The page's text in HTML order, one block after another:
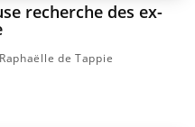
recherche des ex-
de Tappie